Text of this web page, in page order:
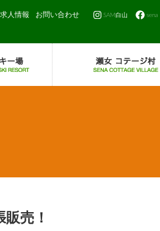
SAM白山 sena
求人情報 お問い合わせ
売！